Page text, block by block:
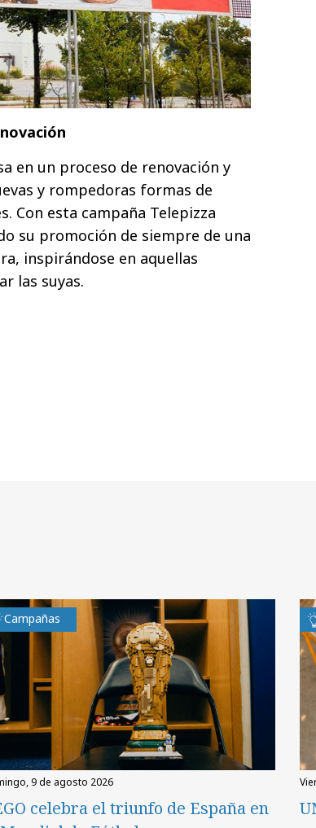
en un proceso de renovación y
y rompedoras formas de
Con esta campaña Telepizza
su promoción de siempre de una
inspirándose en aquellas
las suyas.
Campañas
9 de agosto 2026
celebra el triunfo de España en